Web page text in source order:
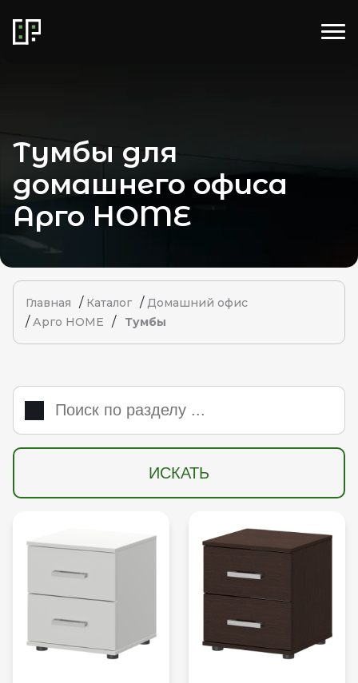
Тумбы для
домашнего офиса
Арго HOME
Главная / Каталог /Домашний офис
/Арго HOME / Тумбы
ИСКАТЬ